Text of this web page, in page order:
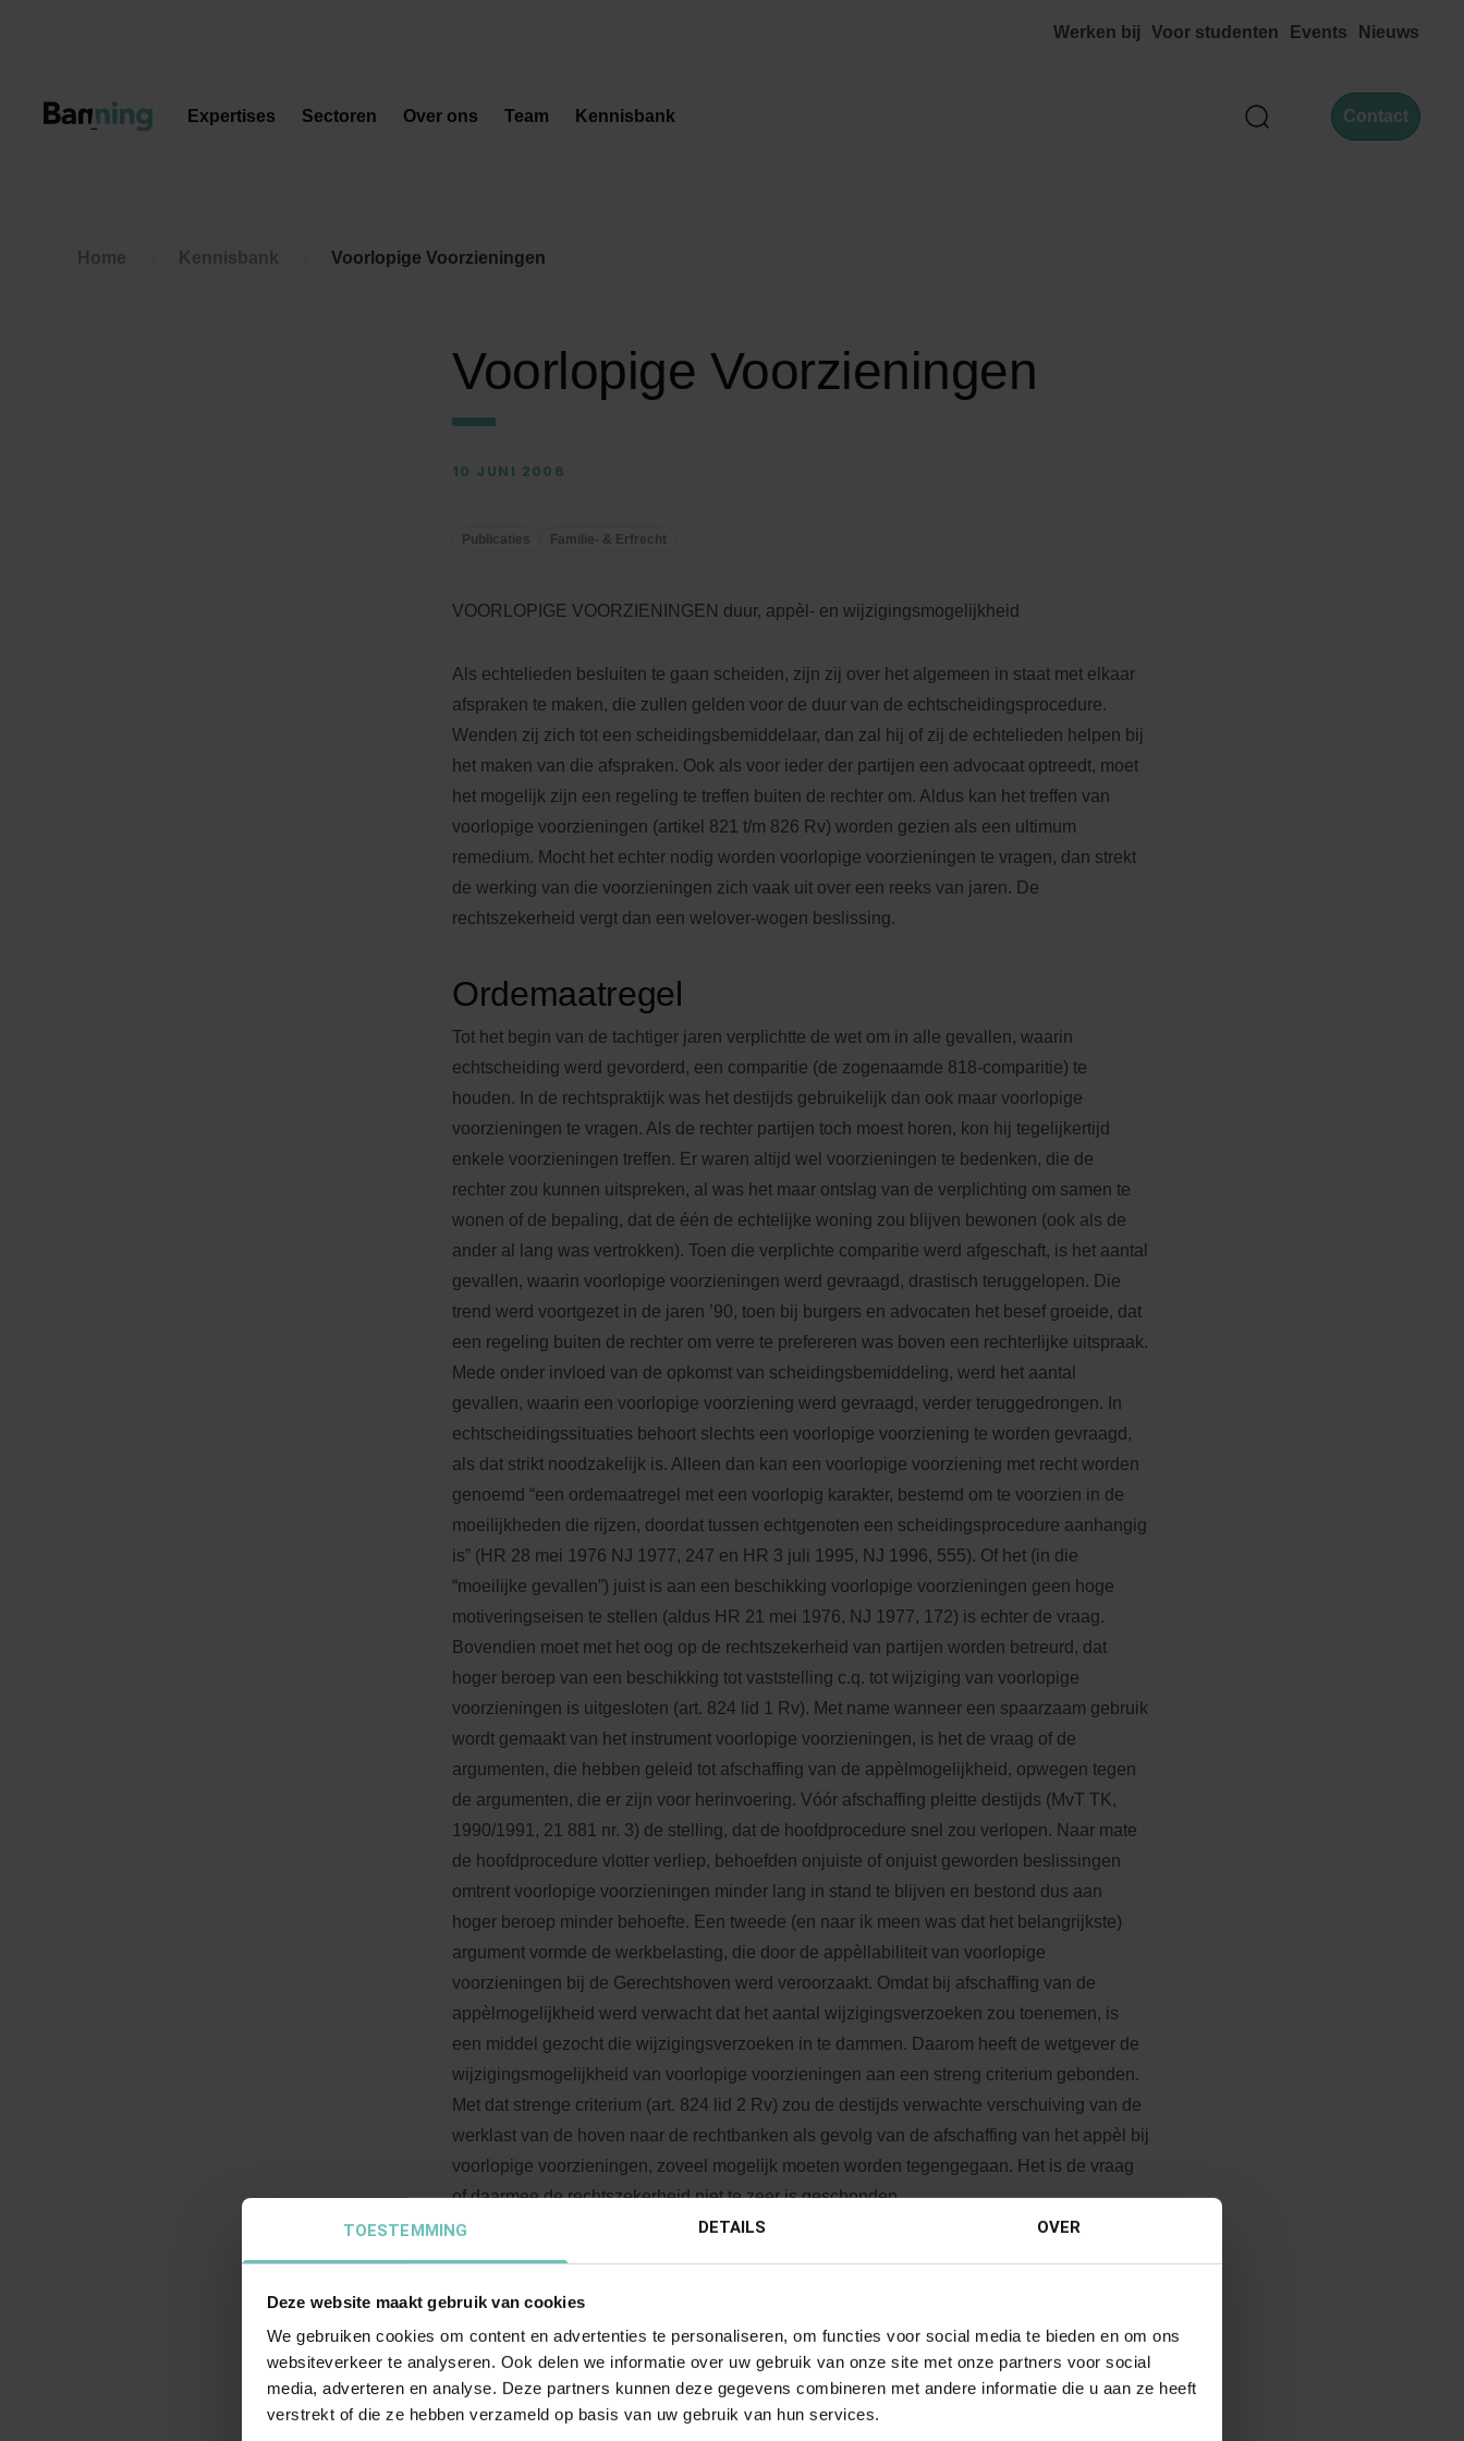
TOESTEMMING DETAILS OVER
Deze website maakt gebruik van cookies
We gebruiken cookies om content en advertenties te personaliseren, om functies voor social media te bieden en om ons
websiteverkeer te analyseren. Ook delen we informatie over uw gebruik van onze site met onze partners voor social
media, adverteren en analyse. Deze partners kunnen deze gegevens combineren met andere informatie die u aan ze heeft
verstrekt of die ze hebben verzameld op basis van uw gebruik van hun services.
Werken bij Voor studenten Events Nieuws
Zoek Contact
Expertises Sectoren Over ons Team Kennisbank
Home Kennisbank Voorlopige Voorzieningen
Voorlopige Voorzieningen
10 JUNI 2006
Publicaties Familie- & Erfrecht
VOORLOPIGE VOORZIENINGEN duur, appèl- en wijzigingsmogelijkheid
Als echtelieden besluiten te gaan scheiden, zijn zij over het algemeen in staat met elkaar
afspraken te maken, die zullen gelden voor de duur van de echtscheidingsprocedure.
Wenden zij zich tot een scheidingsbemiddelaar, dan zal hij of zij de echtelieden helpen bij
het maken van die afspraken. Ook als voor ieder der partijen een advocaat optreedt, moet
het mogelijk zijn een regeling te treffen buiten de rechter om. Aldus kan het treffen van
voorlopige voorzieningen (artikel 821 t/m 826 Rv) worden gezien als een ultimum
remedium. Mocht het echter nodig worden voorlopige voorzieningen te vragen, dan strekt
de werking van die voorzieningen zich vaak uit over een reeks van jaren. De
rechtszekerheid vergt dan een welover-wogen beslissing.
Ordemaatregel
Tot het begin van de tachtiger jaren verplichtte de wet om in alle gevallen, waarin
echtscheiding werd gevorderd, een comparitie (de zogenaamde 818-comparitie) te
houden. In de rechtspraktijk was het destijds gebruikelijk dan ook maar voorlopige
voorzieningen te vragen. Als de rechter partijen toch moest horen, kon hij tegelijkertijd
enkele voorzieningen treffen. Er waren altijd wel voorzieningen te bedenken, die de
rechter zou kunnen uitspreken, al was het maar ontslag van de verplichting om samen te
wonen of de bepaling, dat de één de echtelijke woning zou blijven bewonen (ook als de
ander al lang was vertrokken). Toen die verplichte comparitie werd afgeschaft, is het aantal
gevallen, waarin voorlopige voorzieningen werd gevraagd, drastisch teruggelopen. Die
trend werd voortgezet in de jaren ’90, toen bij burgers en advocaten het besef groeide, dat
een regeling buiten de rechter om verre te prefereren was boven een rechterlijke uitspraak.
Mede onder invloed van de opkomst van scheidingsbemiddeling, werd het aantal
gevallen, waarin een voorlopige voorziening werd gevraagd, verder teruggedrongen. In
echtscheidingssituaties behoort slechts een voorlopige voorziening te worden gevraagd,
als dat strikt noodzakelijk is. Alleen dan kan een voorlopige voorziening met recht worden
genoemd “een ordemaatregel met een voorlopig karakter, bestemd om te voorzien in de
moeilijkheden die rijzen, doordat tussen echtgenoten een scheidingsprocedure aanhangig
is” (HR 28 mei 1976 NJ 1977, 247 en HR 3 juli 1995, NJ 1996, 555). Of het (in die
“moeilijke gevallen”) juist is aan een beschikking voorlopige voorzieningen geen hoge
motiveringseisen te stellen (aldus HR 21 mei 1976, NJ 1977, 172) is echter de vraag.
Bovendien moet met het oog op de rechtszekerheid van partijen worden betreurd, dat
hoger beroep van een beschikking tot vaststelling c.q. tot wijziging van voorlopige
voorzieningen is uitgesloten (art. 824 lid 1 Rv). Met name wanneer een spaarzaam gebruik
wordt gemaakt van het instrument voorlopige voorzieningen, is het de vraag of de
argumenten, die hebben geleid tot afschaffing van de appèlmogelijkheid, opwegen tegen
de argumenten, die er zijn voor herinvoering. Vóór afschaffing pleitte destijds (MvT TK,
1990/1991, 21 881 nr. 3) de stelling, dat de hoofdprocedure snel zou verlopen. Naar mate
de hoofdprocedure vlotter verliep, behoefden onjuiste of onjuist geworden beslissingen
omtrent voorlopige voorzieningen minder lang in stand te blijven en bestond dus aan
hoger beroep minder behoefte. Een tweede (en naar ik meen was dat het belangrijkste)
argument vormde de werkbelasting, die door de appèllabiliteit van voorlopige
voorzieningen bij de Gerechtshoven werd veroorzaakt. Omdat bij afschaffing van de
appèlmogelijkheid werd verwacht dat het aantal wijzigingsverzoeken zou toenemen, is
een middel gezocht die wijzigingsverzoeken in te dammen. Daarom heeft de wetgever de
wijzigingsmogelijkheid van voorlopige voorzieningen aan een streng criterium gebonden.
Met dat strenge criterium (art. 824 lid 2 Rv) zou de destijds verwachte verschuiving van de
werklast van de hoven naar de rechtbanken als gevolg van de afschaffing van het appèl bij
voorlopige voorzieningen, zoveel mogelijk moeten worden tegengegaan. Het is de vraag
of daarmee de rechtszekerheid niet te zeer is geschonden.
Casus
(voorlopige dan wel definitieve) alimentatieafspraken te maken, strandde. De man vond
dat hij voor de vrouw en betrekkelijk jonge kinderen (destijds vier en drie jaar) geen
alimentatie behoefde te betalen. Partijen waren buiten gemeenschap van goederen